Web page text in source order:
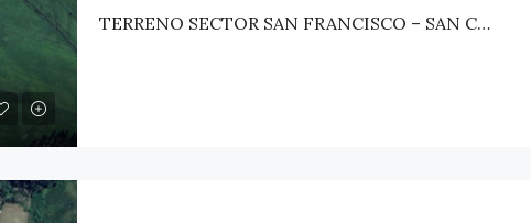
TERRENO SECTOR SAN FRANCISCO – SAN CLEMENTE